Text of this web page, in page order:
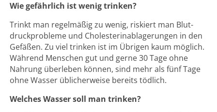
Wie gefährlich ist wenig trinken?
Trinkt man regelmäßig zu wenig, riskiert man Blut-
druckprobleme und Cholesterinablagerungen in den
Gefäßen. Zu viel trinken ist im Übrigen kaum möglich.
Während Menschen gut und gerne 30 Tage ohne
Nahrung überleben können, sind mehr als fünf Tage
ohne Wasser üblicherweise bereits tödlich.
Welches Wasser soll man trinken?